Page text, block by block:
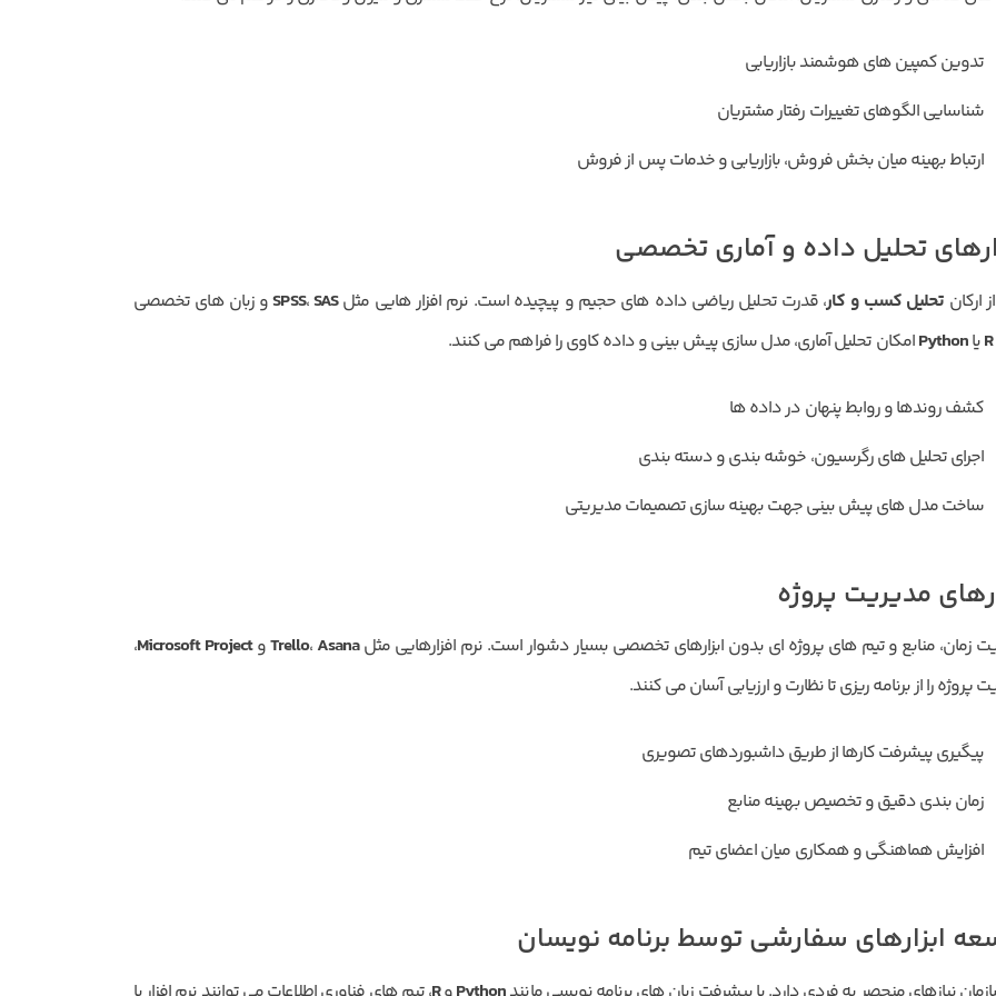
تدوین کمپین های هوشمند بازاریابی
شناسایی الگوهای تغییرات رفتار مشتریان
ارتباط بهینه میان بخش فروش، بازاریابی و خدمات پس از فروش
تحلیل داده و آماری تخصصی
ارکان تحلیل کسب و کار، قدرت تحلیل ریاضی داده های حجیم و پیچیده است. نرم افزار هایی مثل SPSS،SAS
و زبان های تخصصی
RیاPythonامکان تحلیل آماری، مدل سازی پیش بینی و داده کاوی را فراهم می کنند.
کشف روندها و روابط پنهان در داده ها
اجرای تحلیل های رگرسیون، خوشه بندی و دسته بندی
ساخت مدل های پیش بینی جهت بهینه سازی تصمیمات مدیریتی
مدیریت پروژه
زمان، منابع و تیم های پروژه ای بدون ابزارهای تخصصی بسیار دشوار است. نرم افزارهایی مثل Trello، Asana وMicrosoft Project،
پروژه را از برنامه ریزی تا نظارت و ارزیابی آسان می کنند.
پیگیری پیشرفت کارها از طریق داشبوردهای تصویری
زمان بندی دقیق و تخصیص بهینه منابع
افزایش هماهنگی و همکاری میان اعضای تیم
ابزارهای سفارشی توسط برنامه نویسان